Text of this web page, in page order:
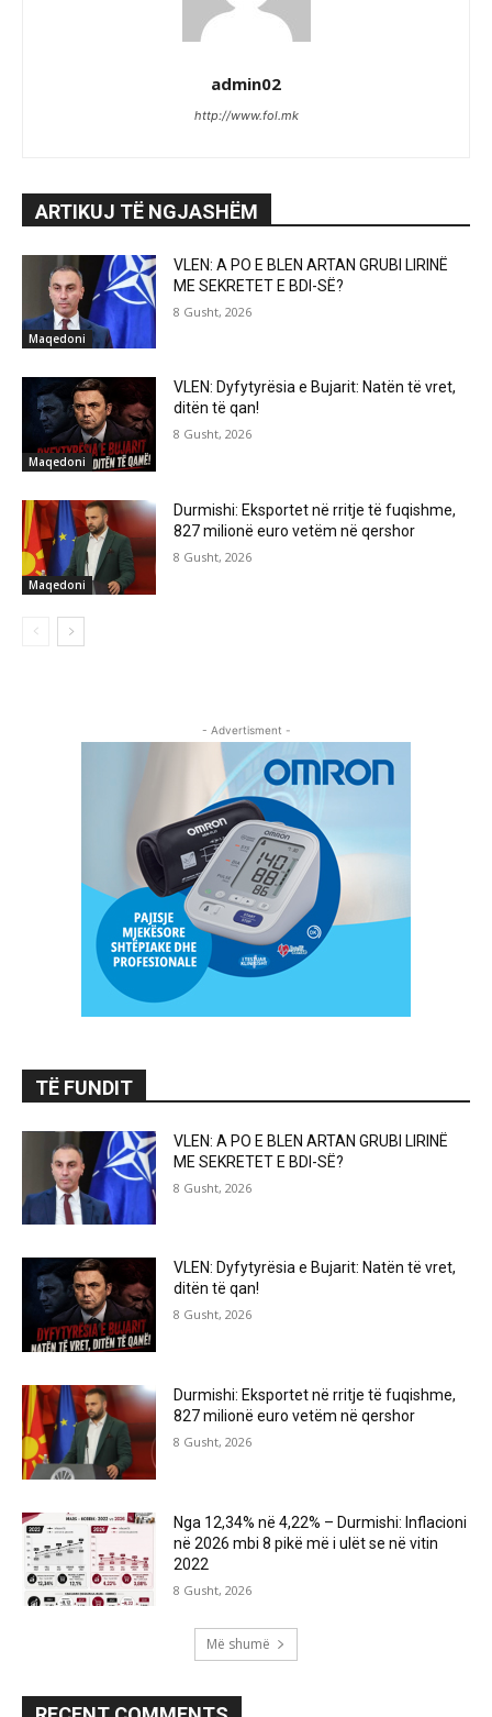
admin02
http://www.fol.mk
ARTIKUJ TË NGJASHËM
Maqedoni
VLEN: A PO E BLEN ARTAN GRUBI LIRINË
ME SEKRETET E BDI-SË?
8 Gusht, 2026
Maqedoni
VLEN: Dyfytyrësia e Bujarit: Natën të vret,
ditën të qan!
8 Gusht, 2026
Maqedoni
Durmishi: Eksportet në rritje të fuqishme,
827 milionë euro vetëm në qershor
8 Gusht, 2026
- Advertisment -
TË FUNDIT
VLEN: A PO E BLEN ARTAN GRUBI LIRINË
ME SEKRETET E BDI-SË?
8 Gusht, 2026
VLEN: Dyfytyrësia e Bujarit: Natën të vret,
ditën të qan!
8 Gusht, 2026
Durmishi: Eksportet në rritje të fuqishme,
827 milionë euro vetëm në qershor
8 Gusht, 2026
Nga 12,34% në 4,22% – Durmishi: Inflacioni
në 2026 mbi 8 pikë më i ulët se në vitin
2022
8 Gusht, 2026
Më shumë